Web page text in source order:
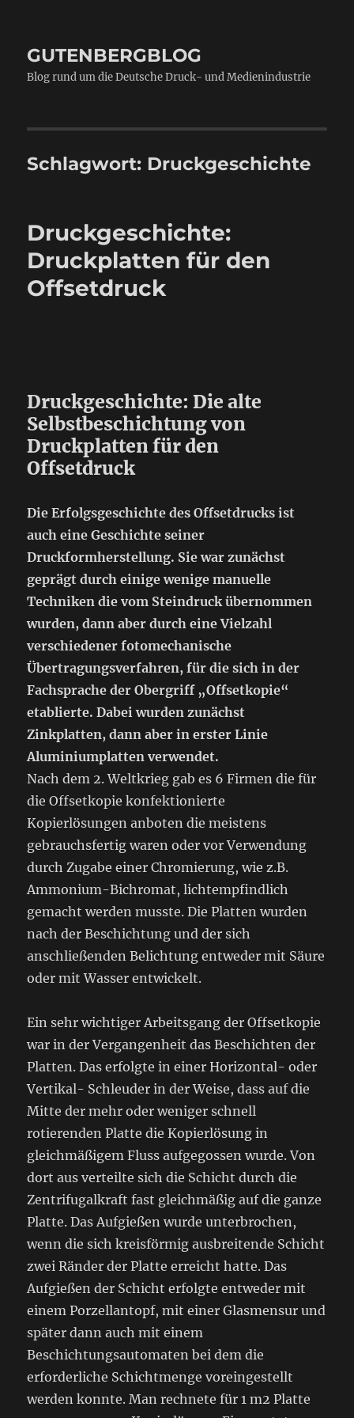
GUTENBERGBLOG
Blog rund um die Deutsche Druck- und Medienindustrie
Schlagwort: Druckgeschichte
Druckgeschichte:
Druckplatten für den
Offsetdruck
Druckgeschichte: Die alte
Selbstbeschichtung von
Druckplatten für den
Offsetdruck
Die Erfolgsgeschichte des Offsetdrucks ist
auch eine Geschichte seiner
Druckformherstellung. Sie war zunächst
geprägt durch einige wenige manuelle
Techniken die vom Steindruck übernommen
wurden, dann aber durch eine Vielzahl
verschiedener fotomechanische
Übertragungsverfahren, für die sich in der
Fachsprache der Obergriff „Offsetkopie“
etablierte. Dabei wurden zunächst
Zinkplatten, dann aber in erster Linie
Aluminiumplatten verwendet.
Nach dem 2. Weltkrieg gab es 6 Firmen die für
die Offsetkopie konfektionierte
Kopierlösungen anboten die meistens
gebrauchsfertig waren oder vor Verwendung
durch Zugabe einer Chromierung, wie z.B.
Ammonium-Bichromat, lichtempfindlich
gemacht werden musste. Die Platten wurden
nach der Beschichtung und der sich
anschließenden Belichtung entweder mit Säure
oder mit Wasser entwickelt.
Ein sehr wichtiger Arbeitsgang der Offsetkopie
war in der Vergangenheit das Beschichten der
Platten. Das erfolgte in einer Horizontal- oder
Vertikal- Schleuder in der Weise, dass auf die
Mitte der mehr oder weniger schnell
rotierenden Platte die Kopierlösung in
gleichmäßigem Fluss aufgegossen wurde. Von
dort aus verteilte sich die Schicht durch die
Zentrifugalkraft fast gleichmäßig auf die ganze
Platte. Das Aufgießen wurde unterbrochen,
wenn die sich kreisförmig ausbreitende Schicht
zwei Ränder der Platte erreicht hatte. Das
Aufgießen der Schicht erfolgte entweder mit
einem Porzellantopf, mit einer Glasmensur und
später dann auch mit einem
Beschichtungsautomaten bei dem die
erforderliche Schichtmenge voreingestellt
werden konnte. Man rechnete für 1 m2 Platte